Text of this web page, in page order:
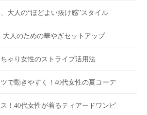
大人の“ほどよい抜け感”スタイル
大人のための華やぎセットアップ
ゃり女性のストライプ活用法
で動きやすく！40代女性の夏コーデ
！40代女性が着るティアードワンピ